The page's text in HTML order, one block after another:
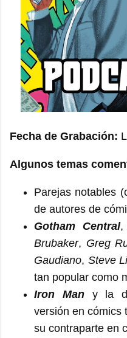
Fecha de Grabación:
Algunos temas
Parejas notables
de autores de
Gotham Central,
Brubaker, Greg
Gaudiano, Steve
tan popular como
Iron Many la
versión en cómics
su contraparte en